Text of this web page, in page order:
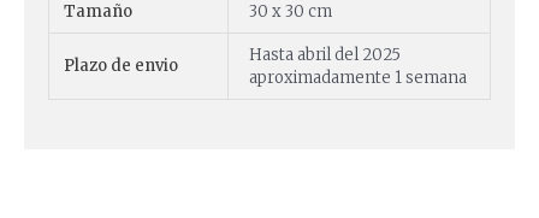
Tamaño 30 x 30 cm
Plazo de envio
Hasta abril del 2025
aproximadamente 1 semana